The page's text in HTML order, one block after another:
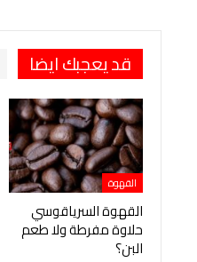
قد يعجبك ايضا
القهوة
القهوة السرياقوسي
حلاوة مفرطة ولا طعم
البن؟